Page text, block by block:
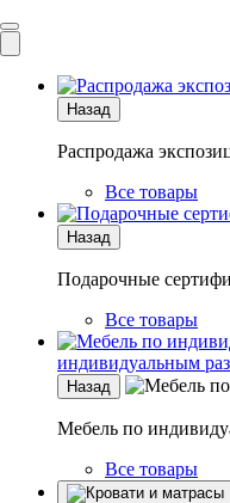
Назад
Распродажа
Все товары
Назад
Подарочные
Все товары
индивидуальным
Назад
Мебель по
Все товары